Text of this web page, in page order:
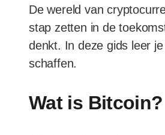
De wereld van
stap zetten in de
denkt. In deze gids leer
schaffen.
Wat is Bitcoin?